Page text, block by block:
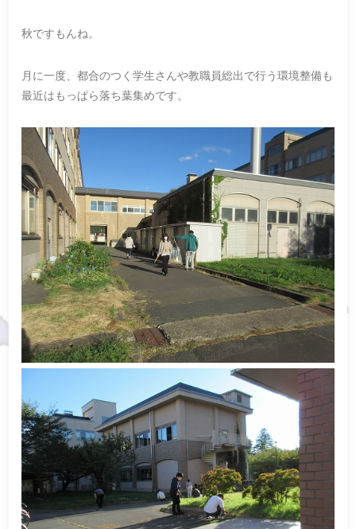
秋ですもんね。
月に一度、都合のつく学生さんや教職員総出で行う環境整備も
最近はもっぱら落ち葉集めです。